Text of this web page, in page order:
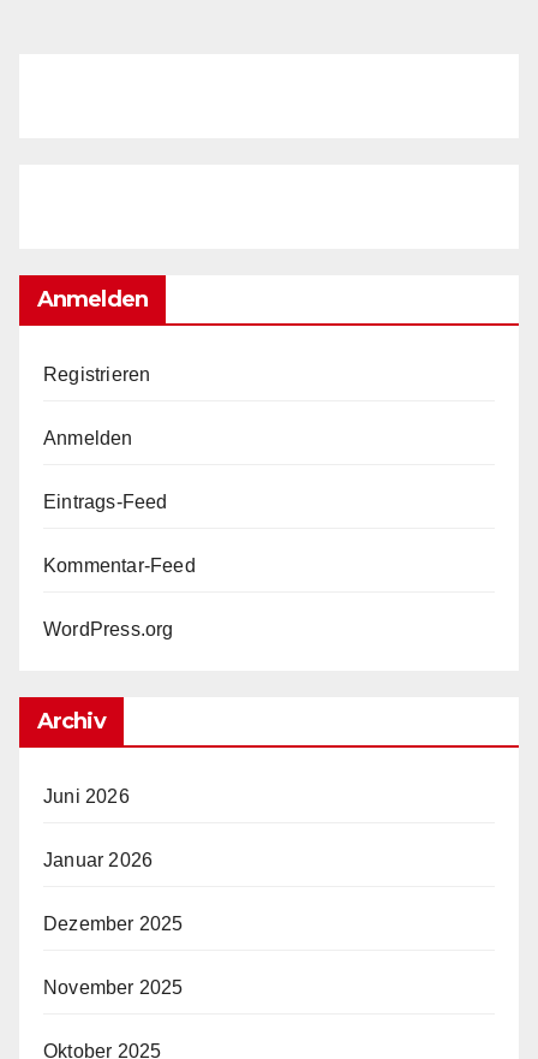
Anmelden
Registrieren
Anmelden
Eintrags-Feed
Kommentar-Feed
WordPress.org
Archiv
Juni 2026
Januar 2026
Dezember 2025
November 2025
Oktober 2025